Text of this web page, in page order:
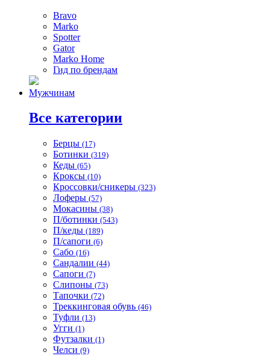
Bravo
Marko
Spotter
Gator
Marko Home
Гид по брендам
Мужчинам
Все категории
Берцы (17)
Ботинки (319)
Кеды (65)
Кроксы (10)
Кроссовки/сникеры (323)
Лоферы (57)
Мокасины (38)
П/ботинки (543)
П/кеды (189)
П/сапоги (6)
Сабо (16)
Сандалии (44)
Сапоги (7)
Слипоны (73)
Тапочки (72)
Треккинговая обувь (46)
Туфли (13)
Угги (1)
Футзалки (1)
Челси (9)